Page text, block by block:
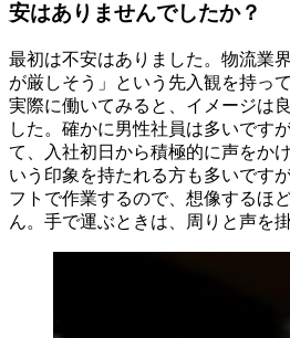
安はありませんでしたか？
最初は不安はありました。物流業
が厳しそう」という先入観を持っ
実際に働いてみると、イメージは
した。確かに男性社員は多いです
て、入社初日から積極的に声をか
いう印象を持たれる方も多いです
フトで作業するので、想像するほ
ん。手で運ぶときは、周りと声を